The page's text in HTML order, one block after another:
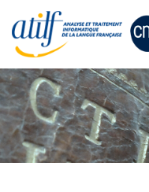
content